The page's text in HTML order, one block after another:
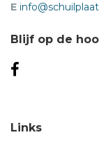
E
Blijf op de
Links